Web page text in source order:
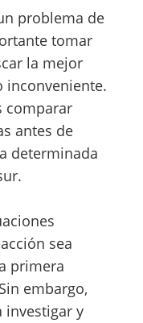
problema de
tomar
la mejor
inconveniente.
comparar
antes de
determinada
sea
primera
embargo,
investigar y